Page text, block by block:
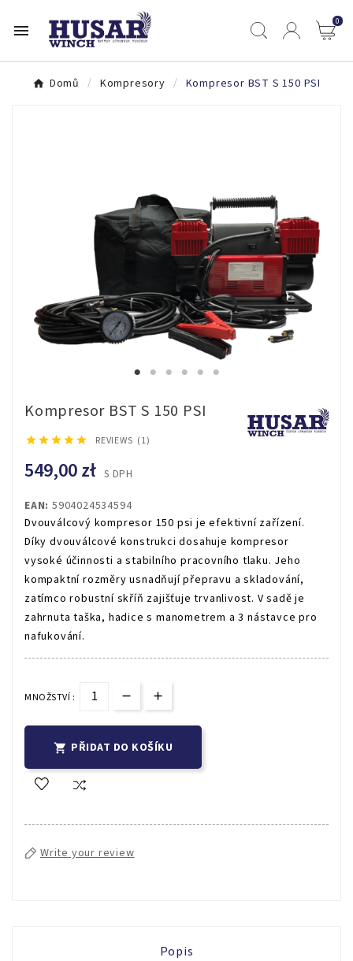
 0
Domů Kompresory Kompresor BST S 150 PSI
Kompresor BST S 150 PSI
     REVIEWS (1)
549,00 zł S DPH
EAN: 5904024534594
Dvouválcový kompresor 150 psi je efektivní zařízení.
Díky dvouválcové konstrukci dosahuje kompresor
vysoké účinnosti a stabilního pracovního tlaku. Jeho
kompaktní rozměry usnadňují přepravu a skladování,
zatímco robustní skříň zajišťuje trvanlivost. V sadě je
zahrnuta taška, hadice s manometrem a 3 nástavce pro
nafukování.
MNOŽSTVÍ :
 PŘIDAT DO KOŠÍKU
Write your review
Popis